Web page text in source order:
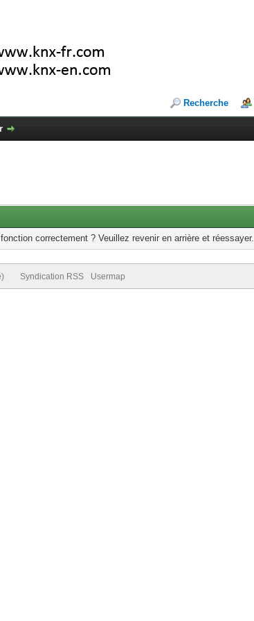
Recherche
correctement ? Veuillez revenir en arrière et réessayer.
Syndication RSS Usermap